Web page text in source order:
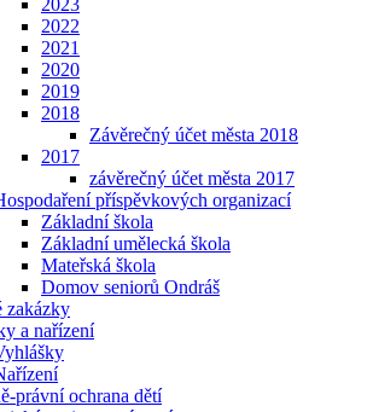
2023
2022
2021
2020
2019
2018
Závěrečný účet města 2018
2017
závěrečný účet města 2017
příspěvkových organizací
Základní škola
Základní umělecká škola
Mateřská škola
Domov seniorů Ondráš
zakázky
a nařízení
právní ochrana dětí